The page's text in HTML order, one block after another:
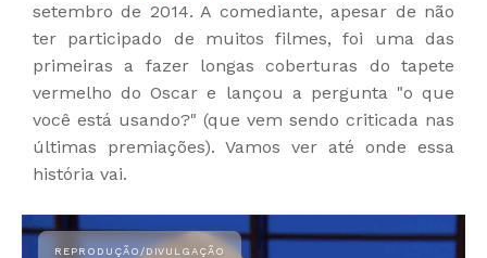
setembro de 2014. A comediante, apesar de não
ter participado de muitos filmes, foi uma das
primeiras a fazer longas coberturas do tapete
vermelho do Oscar e lançou a pergunta "o que
você está usando?" (que vem sendo criticada nas
últimas premiações). Vamos ver até onde essa
história vai.